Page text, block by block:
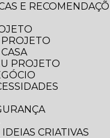
E
PROJETO
PROJETO
CRIATIVAS